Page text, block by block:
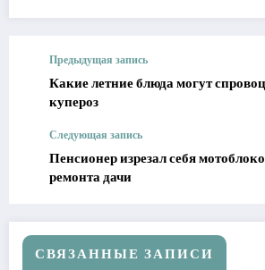
Предыдущая запись
Какие летние блюда могут
купероз
Следующая запись
Пенсионер изрезал себя
ремонта дачи
СВЯЗАННЫЕ ЗАПИСИ